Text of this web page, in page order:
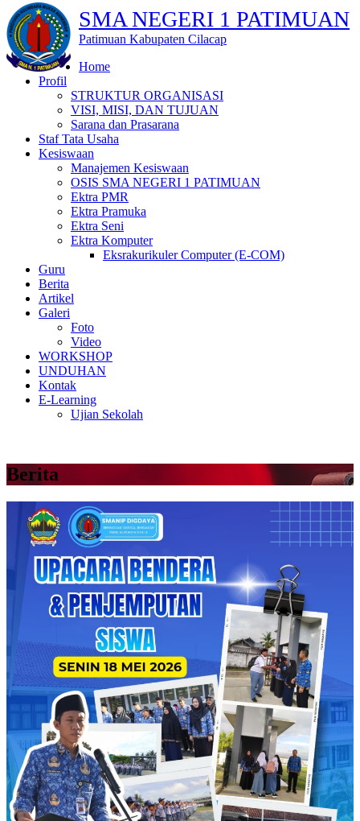
SMA NEGERI 1 PATIMUAN
Patimuan Kabupaten Cilacap
Home
Profil
STRUKTUR ORGANISASI
VISI, MISI, DAN TUJUAN
Sarana dan Prasarana
Staf Tata Usaha
Kesiswaan
Manajemen Kesiswaan
OSIS SMA NEGERI 1 PATIMUAN
Ektra PMR
Ektra Pramuka
Ektra Seni
Ektra Komputer
Eksrakurikuler Computer (E-COM)
Guru
Berita
Artikel
Galeri
Foto
Video
WORKSHOP
UNDUHAN
Kontak
E-Learning
Ujian Sekolah
Berita